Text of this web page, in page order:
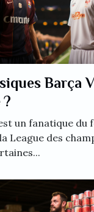
Barça
un fanatique du
League des